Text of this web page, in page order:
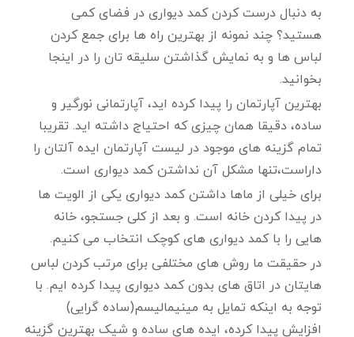
به دنبال درست کردن کمد دیواری در فضای کمی
هستید؟ چند نمونه از بهترین راه ها برای جمع کردن
لباس ها و به نمایش گذاشتن سلیقه تان را در اینجا
بخوانید.
بهترین آپارتمان را پیدا کرده اید، آپارتمانی نورگیر و
ساده، دقیقا همان چیزی که احتیاج داشته اید. تقریبا
تمام گزینه های موجود در لیست آپارتمان ایده آلتان را
داراست،تنها مشکل آن نداشتن کمد دیواری است.
برای خیلی از ماها داشتن کمد دیواری یکی از الویت ها
در پیدا کردن خانه است. و بعد از کلی جستجو، خانه
هایی را با کمد دیواری های کوچک انتخاب می کنیم.
در حقیقت ما روش های مختلفی برای مرتب کردن لباس
هایتان در اتاق های بدون کمد دیواری پیدا کرده ایم. با
توجه به اینکه تمایل به مینیمالیسم(ساده گرایی)
افزایش پیدا کرده، ایده های ساده و شیک بهترین گزینه